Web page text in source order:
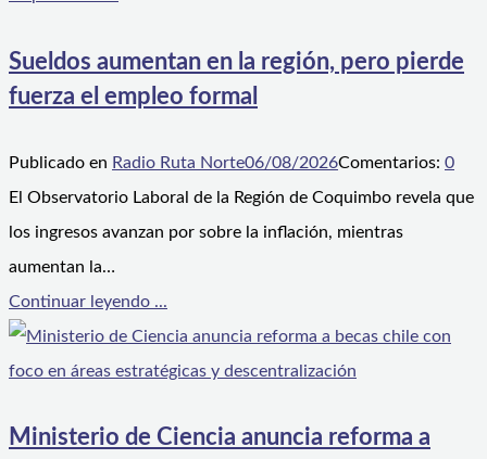
Sueldos aumentan en la región, pero pierde
fuerza el empleo formal
Publicado en Radio Ruta Norte06/08/2026Comentarios: 0
El Observatorio Laboral de la Región de Coquimbo revela que
los ingresos avanzan por sobre la inflación, mientras
aumentan la…
Continuar leyendo ...
Ministerio de Ciencia anuncia reforma a